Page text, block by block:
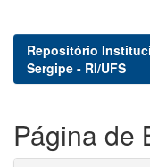
Repositório
Sergipe - RI/UFS
Página de